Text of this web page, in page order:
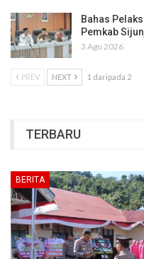
Bahas
Pemkab
3 Agu 2026
PREV NEXT 1 daripada 2
TERBARU
BERITA